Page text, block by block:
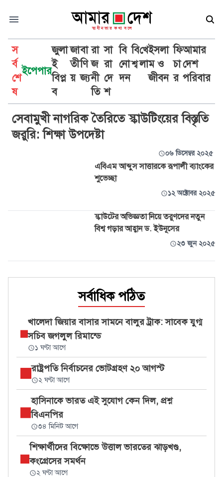
স
র্ব
শে
ষ
ইপেপার
জুলা
ই
বিপ্ল
ব
জা
তী
য়
বা
ণি
জ্য
রা
জ
নী
তি
সা
রা
দে
শ
বি
নো
দন
বি
শ্ব
খে
লা
ইসলা
ম ও
জীবন
ফি
চা
র
আমার
দেশ
পরিবার
স্কাউটস
সেবামুখী নাগরিক তৈরিতে স্কাউটিংয়ের বিস্তৃতি
জরুরি: শিক্ষা উপদেষ্টা
০৬ ডিসেম্বর ২০২৫
এবিএম আব্দুস সাত্তারকে রূপালী ব্যাংকের
শুভেচ্ছা
১২ অক্টোবর ২০২৫
স্কাউটের অভিজ্ঞতা নিয়ে তরুণদের নতুন
বিশ্ব গড়ার আহ্বান ড. ইউনূসের
২৩ জুন ২০২৫
সর্বাধিক পঠিত
খালেদা জিয়ার বাসার সামনে বালুর ট্রাক: সাবেক যুগ্ম
সচিব জগলুল রিমান্ডে
১ ঘণ্টা আগে
রাষ্ট্রপতি নির্বাচনের ভোটগ্রহণ ২০ আগস্ট
২ ঘণ্টা আগে
হাসিনাকে ভারত এই সুযোগ কেন দিল, প্রশ্ন
বিএনপির
৩৪ মিনিট আগে
শিক্ষার্থীদের বিক্ষোভে উত্তাল ভারতের ঝাড়খণ্ড,
কংগ্রেসের সমর্থন
২ ঘণ্টা আগে